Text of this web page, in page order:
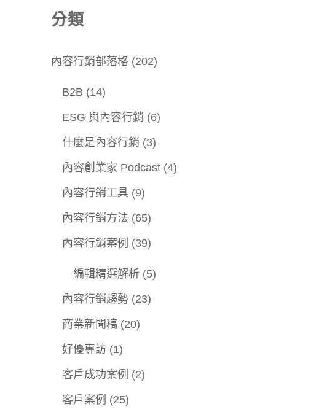
分類
內容行銷部落格 (202)
B2B (14)
ESG 與內容行銷 (6)
什麼是內容行銷 (3)
內容創業家 Podcast (4)
內容行銷工具 (9)
內容行銷方法 (65)
內容行銷案例 (39)
編輯精選解析 (5)
內容行銷趨勢 (23)
商業新聞稿 (20)
好優專訪 (1)
客戶成功案例 (2)
客戶案例 (25)